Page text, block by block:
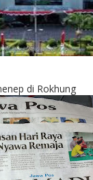
di Rokhung